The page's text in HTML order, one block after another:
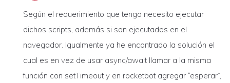
Según el requerimiento que tengo necesito ejecutar
dichos scripts, además si son ejecutados en el
navegador. Igualmente ya he encontrado la solución el
cual es en vez de usar async/await llamar a la misma
función con setTimeout y en rocketbot agregar “esperar”,